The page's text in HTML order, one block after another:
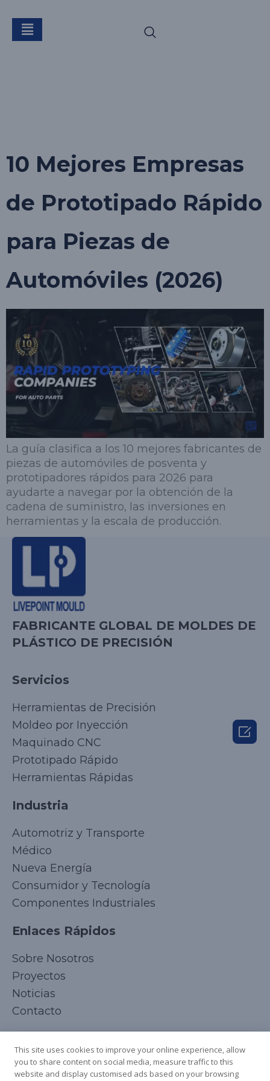
Etiqueta:
empresa
10 Mejores Empresas
de Prototipado Rápido
para Piezas de
Automóviles (2026)
La guía clasifica a los 10 mejores fabricantes de
piezas de automóviles de posventa y
prototipadores rápidos para 2026 para
ayudarte a navegar por la obtención de la
cadena de suministro, las inversiones en
herramientas y la escala de producción.
FABRICANTE GLOBAL DE MOLDES DE
PLÁSTICO DE PRECISIÓN
Servicios
Herramientas de Precisión
Moldeo por Inyección
Maquinado CNC
Prototipado Rápido
Herramientas Rápidas
Industria
Automotriz y Transporte
Médico
Nueva Energía
Consumidor y Tecnología
Componentes Industriales
Enlaces Rápidos
Sobre Nosotros
Proyectos
Noticias
Contacto
German

This site uses cookies to improve your online experience, allow
you to share content on social media, measure traffic to this
website and display customised ads based on your browsing